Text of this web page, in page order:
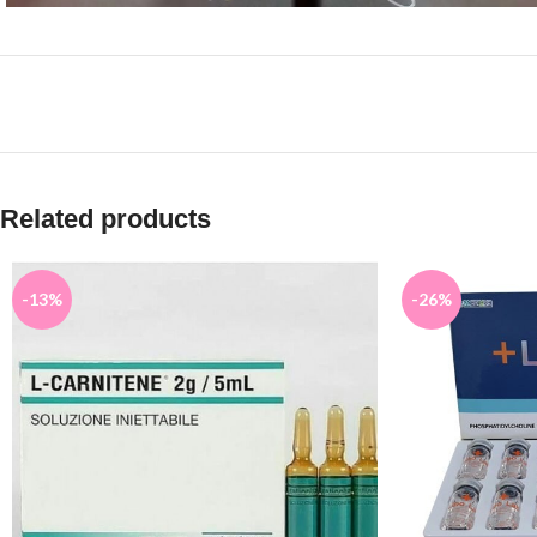
Related products
-13% -26%